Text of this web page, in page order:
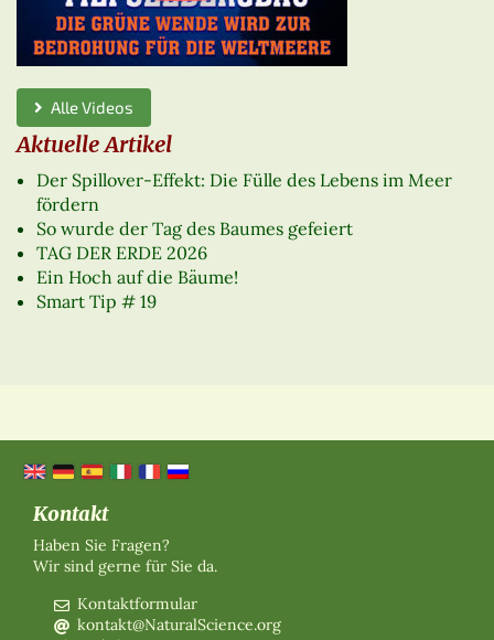
Alle Videos
Aktuelle Artikel
Der Spillover-Effekt: Die Fülle des Lebens im Meer
fördern
So wurde der Tag des Baumes gefeiert
TAG DER ERDE 2026
Ein Hoch auf die Bäume!
Smart Tip # 19
Kontakt
Haben Sie Fragen?
Wir sind gerne für Sie da.
Kontaktformular
kontakt@NaturalScience.org